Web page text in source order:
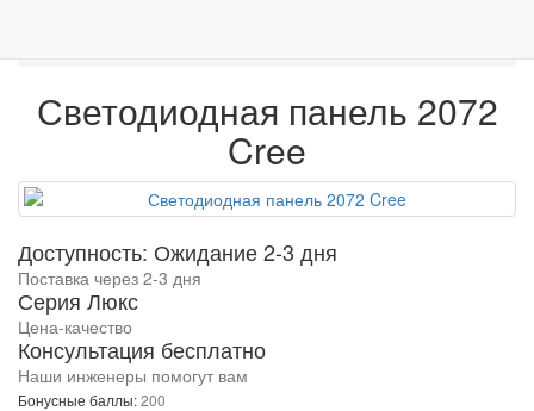
Светодиодная панель 2072
Cree
Доступность: Ожидание 2-3 дня
Поставка через 2-3 дня
Серия Люкс
Цена-качество
Консультация бесплатно
Наши инженеры помогут вам
Бонусные баллы:200